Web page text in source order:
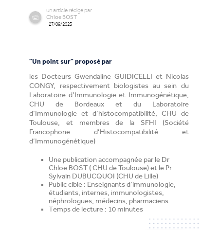
unarticle rédigé par
Chloe BOST
27/09/2023
"Un point sur" proposé par
les Docteurs Gwendaline GUIDICELLI et Nicolas
CONGY, respectivement biologistes au sein du
Laboratoire d’Immunologie et Immunogénétique,
CHU de Bordeaux et du Laboratoire
d’Immunologie et d’histocompatibilité, CHU de
Toulouse, et membres de la SFHI (Société
Francophone d’Histocompatibilité et
d’Immunogénétique)
Une publication accompagnée par le Dr
Chloe BOST ( CHU de Toulouse) et le Pr
Sylvain DUBUCQUOI (CHU de Lille)
Public cible : Enseignants d’immunologie,
étudiants, internes, immunologistes,
néphrologues, médecins, pharmaciens
Temps de lecture : 10 minutes